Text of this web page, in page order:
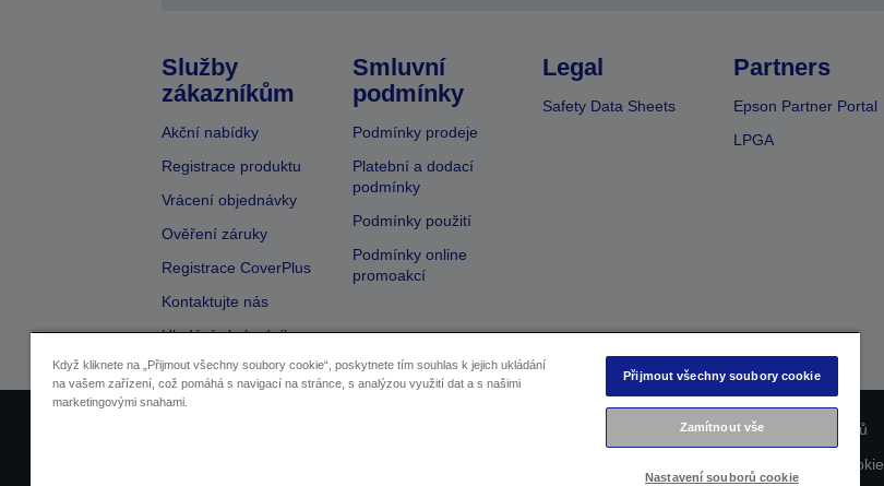
Služby
zákazníkům
Akční nabídky
Registrace produktu
Vrácení objednávky
Ověření záruky
Registrace CoverPlus
Kontaktujte nás
Hledání obchodníka
Smluvní
podmínky
Podmínky prodeje
Platební a dodací
podmínky
Podmínky použití
Podmínky online
promoakcí
Legal
Safety Data Sheets
Partners
Epson Partner Portal
LPGA
Prohlášení o ochraně osobních údajů
Informace o souborech cookie
Když kliknete na „Přijmout všechny soubory cookie“, poskytnete tím souhlas k jejich ukládání
na vašem zařízení, což pomáhá s navigací na stránce, s analýzou využití dat a s našimi
marketingovými snahami.
Přijmout všechny soubory cookie
Zamítnout vše
Nastavení souborů cookie